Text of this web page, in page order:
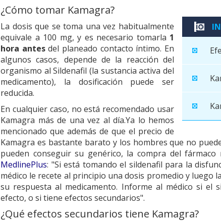
¿Cómo tomar Kamagra?
La dosis que se toma una vez habitualmente
equivale a 100 mg, y es necesario tomarla 1
hora antesdel planeado contacto íntimo. En
algunos casos, depende de la reacción del
organismo al Sildenafil (la sustancia activa del
medicamento), la dosificación puede ser
reducida.
En cualquier caso, no está recomendado usar
Kamagra más de una vez al día.Ya lo hemos
mencionado que además de que el precio de
Kamagra es bastante barato y los hombres que no
pueden conseguir su genérico, la compra del
MedlinePlus: "Si está tomando el sildenafil para la
médico le recete al principio una dosis promedio y luego
su respuesta al medicamento. Informe al médico si el
efecto, o si tiene efectos secundarios".
¿Qué efectos secundarios tiene Kamagra?